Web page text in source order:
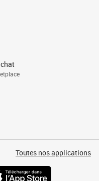
Toutes nos applications